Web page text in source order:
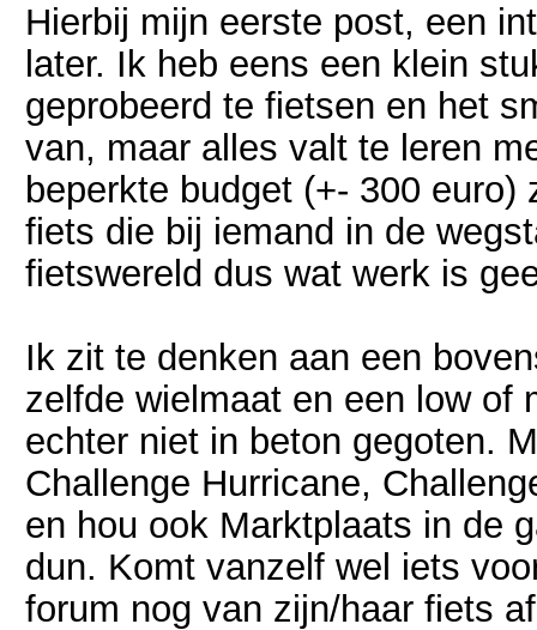
Hierbij mijn eerste post, een
later. Ik heb eens een klein
geprobeerd te fietsen en het
van, maar alles valt te leren
beperkte budget (+- 300
fiets die bij iemand in de
fietswereld dus wat werk is
Ik zit te denken aan een
zelfde wielmaat en een low of
echter niet in beton gegoten.
Challenge Hurricane,
en hou ook Marktplaats in de
dun. Komt vanzelf wel iets
forum nog van zijn/haar fiets